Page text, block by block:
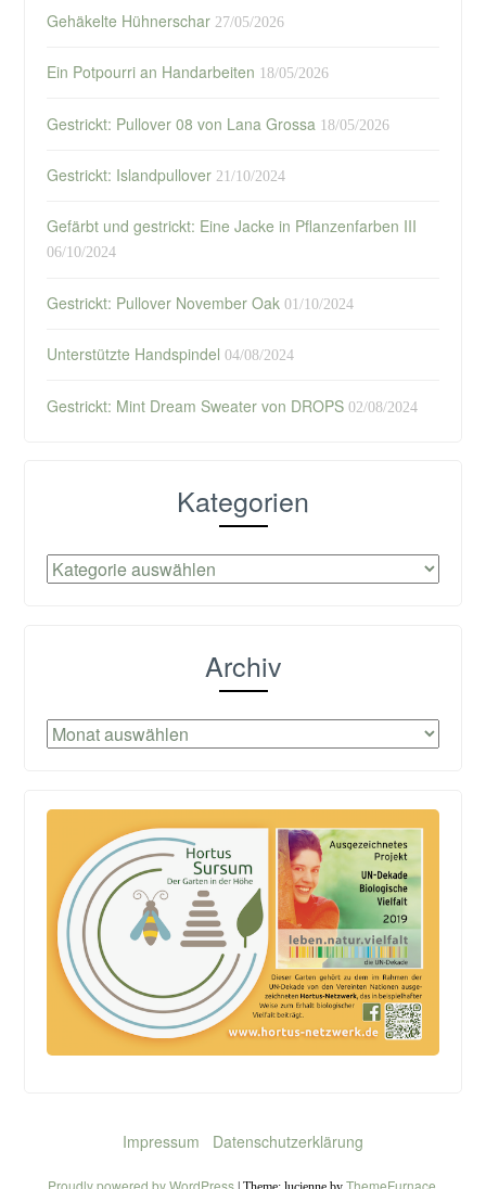
Gehäkelte Hühnerschar 27/05/2026
Ein Potpourri an Handarbeiten 18/05/2026
Gestrickt: Pullover 08 von Lana Grossa 18/05/2026
Gestrickt: Islandpullover 21/10/2024
Gefärbt und gestrickt: Eine Jacke in Pflanzenfarben III
06/10/2024
Gestrickt: Pullover November Oak 01/10/2024
Unterstützte Handspindel 04/08/2024
Gestrickt: Mint Dream Sweater von DROPS 02/08/2024
Kategorien
Kategorien
Archiv
Archiv
Impressum Datenschutzerklärung